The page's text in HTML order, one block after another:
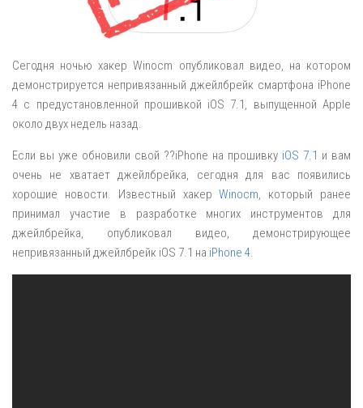
Сегодня ночью хакер Winocm опубликовал видео, на котором
демонстрируется непривязанный джейлбрейк смартфона iPhone
4 с предустановленной прошивкой iOS 7.1, выпущенной Apple
около двух недель назад.
Если вы уже обновили свой ??iPhone на прошивку iOS 7.1 и вам
очень не хватает джейлбрейка, сегодня для вас появились
хорошие новости. Известный хакерWinocm , который ранее
принимал участие в разработке многих инструментов для
джейлбрейка, опубликовал видео, демонстрирующее
непривязанный джейлбрейк iOS 7.1 на iPhone 4